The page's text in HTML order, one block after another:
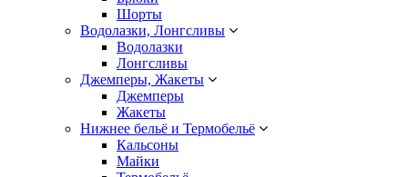
Шорты
Водолазки, Лонгсливы
Водолазки
Лонгсливы
Джемперы, Жакеты
Джемперы
Жакеты
Нижнее бельё и Термобельё
Кальсоны
Майки